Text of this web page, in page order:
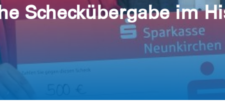
Scheckübergabe im